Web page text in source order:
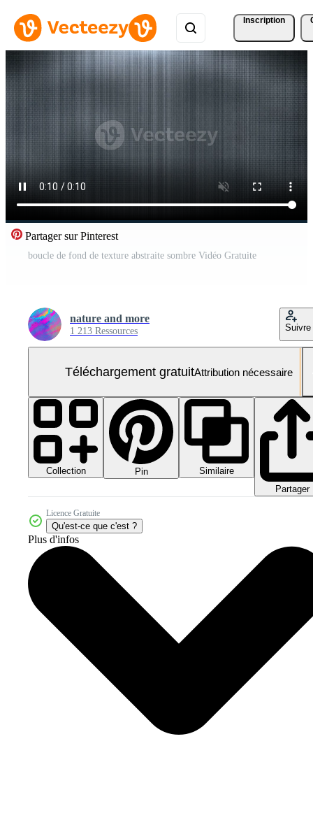
Inscription
Partager sur Pinterest
boucle de fond de texture abstraite sombre Vidéo Gratuite
nature and more
1 213 Ressources Suivre
Téléchargement gratuitAttribution nécessaire
Collection Pin
Similaire
Partager
Licence Gratuite
Qu'est-ce que c'est ?
Plus d'infos